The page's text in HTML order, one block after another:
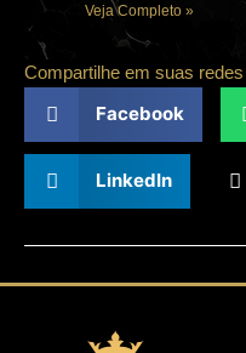
Veja Completo »
Compartilhe em suas
Facebook
LinkedIn